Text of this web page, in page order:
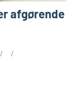
afgørende